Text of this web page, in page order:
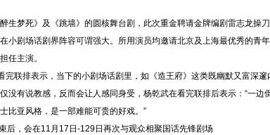
梦死》及《跳墙》的圆核舞台剧，此次重金聘请金牌编剧雷志龙操
小剧场话剧界阵容可谓强大。所用演员均邀请北京及上海最优秀的青
任主演。
联排表示，当下的小剧场话剧里，如《造王府》这类既幽默又富深
没有说教感，反而会让人感同身受，杨乾武在看完联排后表示：“一
比亚风格，是一部难能可贵的好戏。”
，会在11月17日-129日再次与观众相聚国话先锋剧场